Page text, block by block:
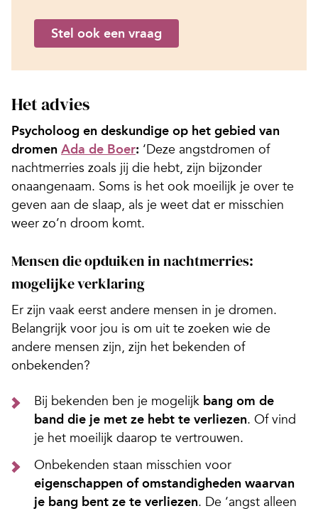
Stel ook een vraag
Het advies
Psycholoog en deskundige op het gebied van
dromen Ada de Boer: ‘Deze angstdromen of
nachtmerries zoals jij die hebt, zijn bijzonder
onaangenaam. Soms is het ook moeilijk je over te
geven aan de slaap, als je weet dat er misschien
weer zo’n droom komt.
Mensen die opduiken in nachtmerries:
mogelijke verklaring
Er zijn vaak eerst andere mensen in je dromen.
Belangrijk voor jou is om uit te zoeken wie de
andere mensen zijn, zijn het bekenden of
onbekenden?
Bij bekenden ben je mogelijk bang om de
band die je met ze hebt te verliezen. Of vind
je het moeilijk daarop te vertrouwen.
Onbekenden staan misschien voor
eigenschappen of omstandigheden waarvan
je bang bent ze te verliezen. De ‘angst alleen